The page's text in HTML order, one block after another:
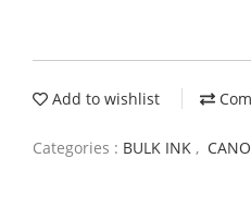
Add to wishlist
Categories : BULK INK ,